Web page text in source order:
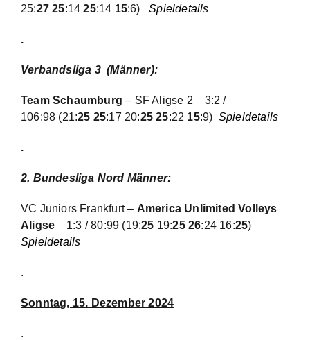
25:27 25:1425:14 15:6)Spieldetails
.
Verbandsliga 3 (Männer):
Team Schaumburg – SF Aligse 2 3:2 /
106:98 (21:25 25:17 20:25 25:22 15:9) Spieldetails
.
2. Bundesliga Nord Männer:
VC Juniors Frankfurt – America Unlimited Volleys
Aligse
1:3 / 80:99 (19:25 19:25 26:24 16:25)
Spieldetails
.
Sonntag, 15. Dezember 2024
.